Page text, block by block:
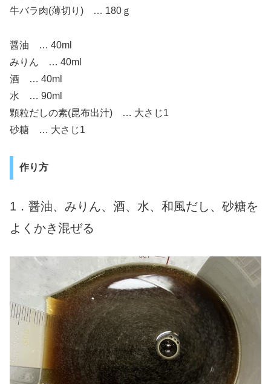
牛バラ肉(薄切り) … 180ｇ
醤油 … 40ml
みりん … 40ml
酒 … 40ml
水 … 90ml
顆粒だしの素(昆布出汁) … 大さじ1
砂糖 … 大さじ1
作り方
1．醤油、みりん、酒、水、和風だし、砂糖を
よくかき混ぜる